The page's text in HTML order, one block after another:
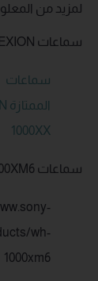
لمزيد من
سماعات 1000X THE COLLEXION:
سماعات
1000XX
سماعات WH-1000XM6:
wh-
1000xm6